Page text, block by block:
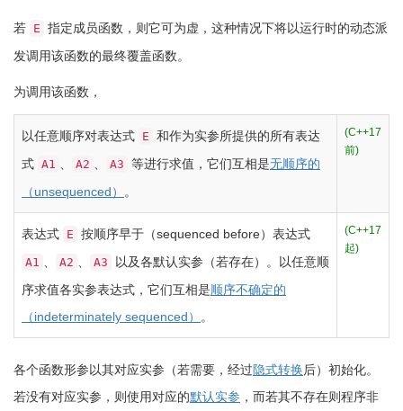
若 E 指定成员函数，则它可为虚，这种情况下将以运行时的动态派
发调用该函数的最终覆盖函数。
为调用该函数，
以任意顺序对表达式 E 和作为实参所提供的所有表达
式 A1 A2 A3 等进行求值，它们互相是无顺序的
（unsequenced）
。
(C++17
前)
表达式 E 按顺序早于（sequenced before）表达式
A1 A2 A3
以及各默认实参（若存在）。以任意顺
序求值各实参表达式，它们互相是顺序不确定的
（indeterminately sequenced）
。
(C++17
起)
各个函数形参以其对应实参（若需要，经过隐式转换后）初始化。
若没有对应实参，则使用对应的默认实参 ，而若其不存在则程序非